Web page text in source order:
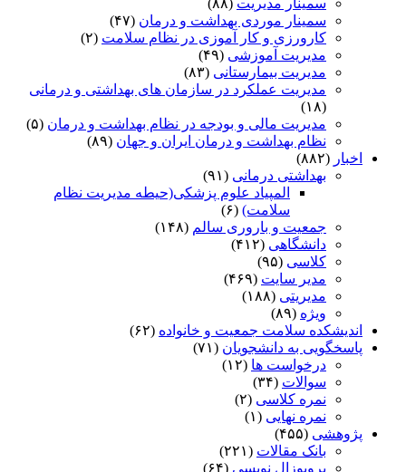
سمینار موردی بهداشت و درمان (۴۷)
کارورزی و کار آموزی در نظام سلامت (۲)
مدیریت آموزشی (۴۹)
مدیریت بیمارستانی (۸۳)
مدیریت عملکرد در سازمان های بهداشتی و درمانی
(۱۸)
مدیریت مالی و بودجه در نظام بهداشت و درمان (۵)
نظام بهداشت و درمان ایران و جهان (۸۹)
اخبار (۸۸۲)
بهداشتی درمانی (۹۱)
المپیاد علوم پزشکی(حیطه مدیریت نظام
سلامت) (۶)
جمعیت و باروری سالم (۱۴۸)
دانشگاهی (۴۱۲)
کلاسی (۹۵)
مدیر سایت (۴۶۹)
مدیریتی (۱۸۸)
ویژه (۸۹)
اندیشکده سلامت جمعیت و خانواده (۶۲)
پاسخگویی به دانشجویان (۷۱)
درخواست ها (۱۲)
سوالات (۳۴)
نمره کلاسی (۲)
نمره نهایی (۱)
پژوهشی (۴۵۵)
بانک مقالات (۲۲۱)
پروپوزال نویسی (۶۴)